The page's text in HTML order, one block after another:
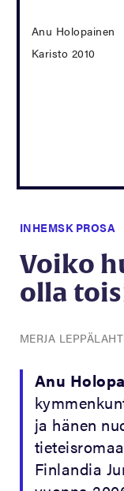
Anu Holopainen
Karisto 2010
INHEMSK PROSA
Voiko
olla
MERJA
Anu
ja hänen
Finlandia